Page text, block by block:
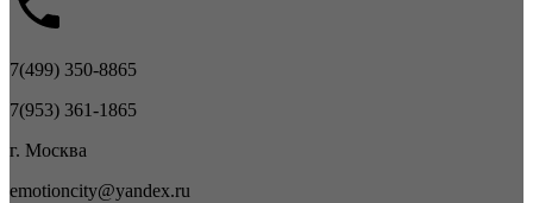
7(499) 350-8865
7(953) 361-1865
г. Москва
emotioncity@yandex.ru